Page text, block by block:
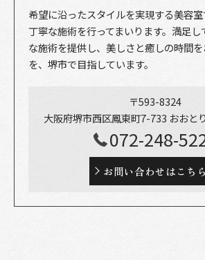
希望に沿ったスタイルを実現する美容室
丁寧な施術を行ってまいります。満足
な施術を提供し、美しさと癒しの時間
を、堺市で目指しています。
〒593-8324
大阪府堺市西区鳳東町7-733 おおと
072-248-
お問い合わせはこちら